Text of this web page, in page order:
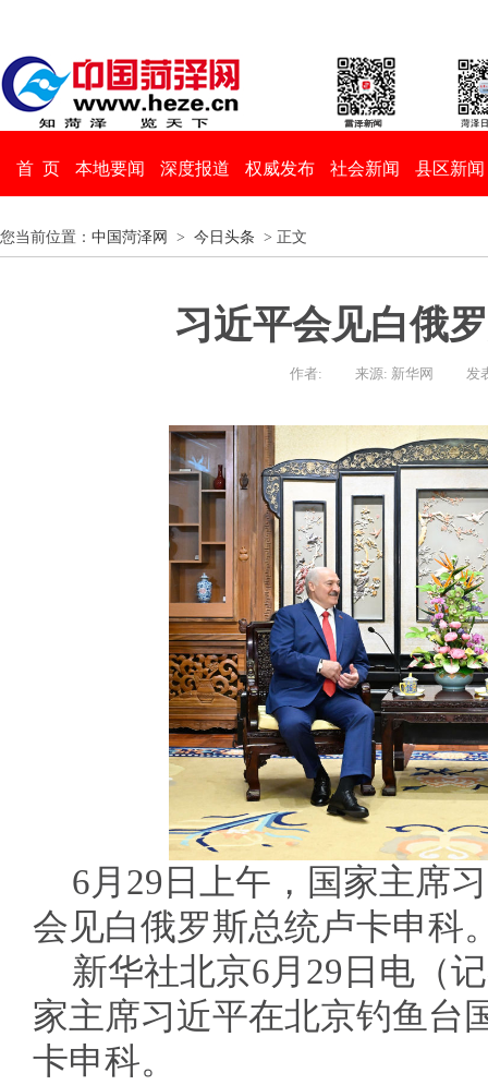
首 页 本地要闻 深度报道 权威发布 社会新闻 县区新闻
您当前位置： 中国菏泽网 > 今日头条 > 正文
习近平会见白俄
作者: 来源: 新华网 发
6月29日上午，国家主席
会见白俄罗斯总统卢卡申科
新华社北京6月29日电（
家主席习近平在北京钓鱼台
卡申科。